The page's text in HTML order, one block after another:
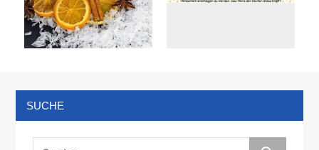
SUCHE